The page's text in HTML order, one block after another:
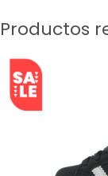
Productos